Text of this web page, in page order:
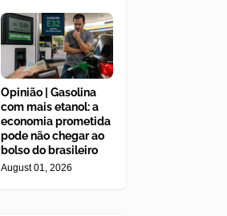
Opinião | Gasolina
com mais etanol: a
economia prometida
pode não chegar ao
bolso do brasileiro
August 01, 2026